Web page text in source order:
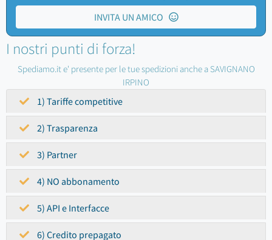
INVITA UN AMICO
I nostri punti di forza!
Spediamo.it e' presente per le tue spedizioni anche a SAVIGNANO
IRPINO
1) Tariffe competitive
2) Trasparenza
3) Partner
4) NO abbonamento
5) API e Interfacce
6) Credito prepagato